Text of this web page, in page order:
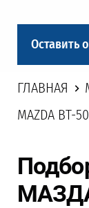
Оставить
ГЛАВНАЯ
MAZDA BT-